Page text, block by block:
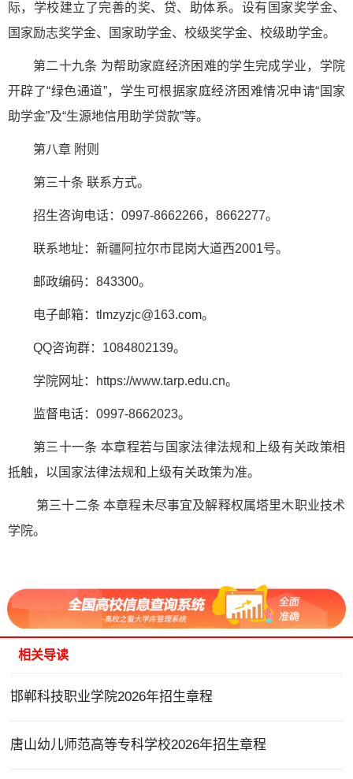
际，学校建立了完善的奖、贷、助体系。设有国家奖学金、
国家励志奖学金、国家助学金、校级奖学金、校级助学金。
第二十九条 为帮助家庭经济困难的学生完成学业，学院
开辟了“绿色通道”，学生可根据家庭经济困难情况申请“国家
助学金”及“生源地信用助学贷款”等。
第八章 附则
第三十条 联系方式。
招生咨询电话：0997-8662266，8662277。
联系地址：新疆阿拉尔市昆岗大道西2001号。
邮政编码：843300。
电子邮箱：tlmzyzjc@163.com。
QQ咨询群：1084802139。
学院网址：https://www.tarp.edu.cn。
监督电话：0997-8662023。
第三十一条 本章程若与国家法律法规和上级有关政策相
抵触，以国家法律法规和上级有关政策为准。
第三十二条 本章程未尽事宜及解释权属塔里木职业技术
学院。
相关导读
邯郸科技职业学院2026年招生章程
唐山幼儿师范高等专科学校2026年招生章程